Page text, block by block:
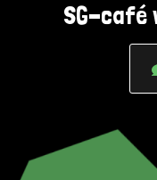
SG-café